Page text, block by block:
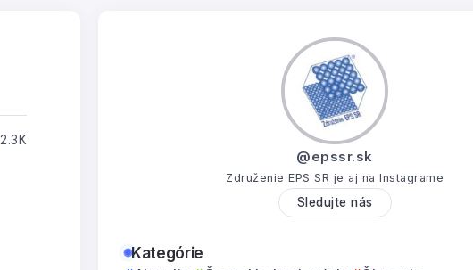
2.3K
@epssr.sk
Združenie EPS SR je aj na Instagrame
Sledujte nás
Kategórie